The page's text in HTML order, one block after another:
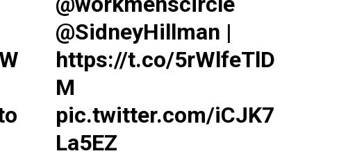
de
@SidneyHillman |
https://t.co/5rWlfeTlD
M
pic.twitter.com/iCJK7
La5EZ